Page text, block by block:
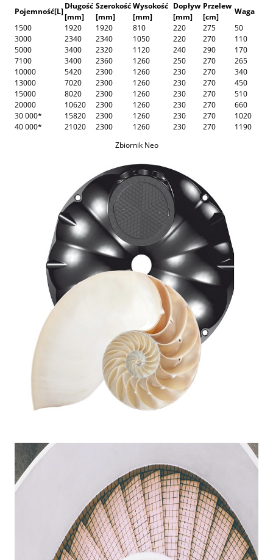
Pojemność[L]
Długość
[mm]
Szerokość
[mm]
Wysokość
[mm]
Dopływ
[mm]
Przelew
[cm]
Waga
1500
1920 1920 810 220 275
50
3000
2340 2340 1050 220 270
110
5000
3400 2320 1120 240 290
170
7100
3400 2360 1260 250 270
265
10000
5420 2300 1260 230 270
340
13000
7020 2300 1260 230 270
450
15000
8020 2300 1260 230 270
510
20000
10620 2300 1260 230 270
660
30 000*
15820 2300 1260 230 270
1020
40 000*
21020 2300 1260 230 270
1190
Zbiornik Neo